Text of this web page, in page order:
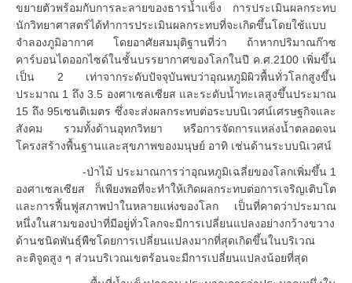
ขยายตัวพร้อมกับการละลายของธารน้ำแข็ง การประเมินผลกระทบ
นักวิทยาศาสตร์ได้ทำการประเมินผลกระทบที่จะเกิดขึ้นโดยใช้แบบ
จำลองภูมิอากาศ โดยอาศัยสมมุติฐานที่ว่า ถ้าหากปริมาณก๊าซ
คาร์บอนไดออกไซด์ในชั้นบรรยากาศของโลกในปี ค.ศ.2100 เพิ่มขึ้น
เป็น 2 เท่าจากระดับปัจจุบันพบว่าอุณหภูมิผิวพื้นทั่วโลกสูงขึ้น
ประมาณ 1 ถึง 3.5 องศาเซลเซียส และระดับน้ำทะเลสูงขึ้นประมาณ
15 ถึง 95เซนติเมตร ซึ่งจะส่งผลกระทบต่อระบบนิเวศน์เศรษฐกิจและ
สังคม รวมทั้งด้านอุทกวิทยา หรือการจัดการแหล่งน้ำตลอดจน
โครงสร้างพื้นฐานและสุขภาพของมนุษย์ อาทิ เช่นด้านระบบนิเวศน์
-ป่าไม้ ประมาณการว่าอุณหภูมิเฉลี่ยของโลกเพิ่มขึ้น 1
องศาเซลเซียส ก็เพียงพอที่จะทำให้เกิดผลกระทบต่อการเจริญเติบโต
และการฟื้นฟูสภาพป่าในหลายแห่งของโลก เป็นที่คาดว่าประมาณ
หนึ่งในสามของป่าที่มีอยู่ทั่วโลกจะมีการเปลี่ยนแปลงอย่างกว้างขวาง
ด้านชนิดพันธุ์พืชโดยการเปลี่ยนแปลงมากที่สุดเกิดขึ้นในบริเวณ
ละติจูดสูง ๆ ส่วนบริเวณเขตร้อนจะมีการเปลี่ยนแปลงน้อยที่สุด